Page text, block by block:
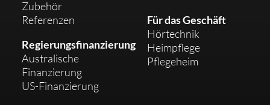
Zubehör
Referenzen
Regierungsfinanzierung
Australische
Finanzierung
US-Finanzierung
Für das Geschäft
Hörtechnik
Heimpflege
Pflegeheim